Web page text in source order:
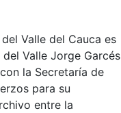
Valle del Cauca es
Valle Jorge Garcés
la Secretaría de
para su
entre la